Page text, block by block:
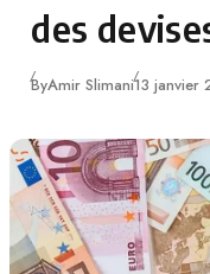
des
ByAmir Slimani13 janvier